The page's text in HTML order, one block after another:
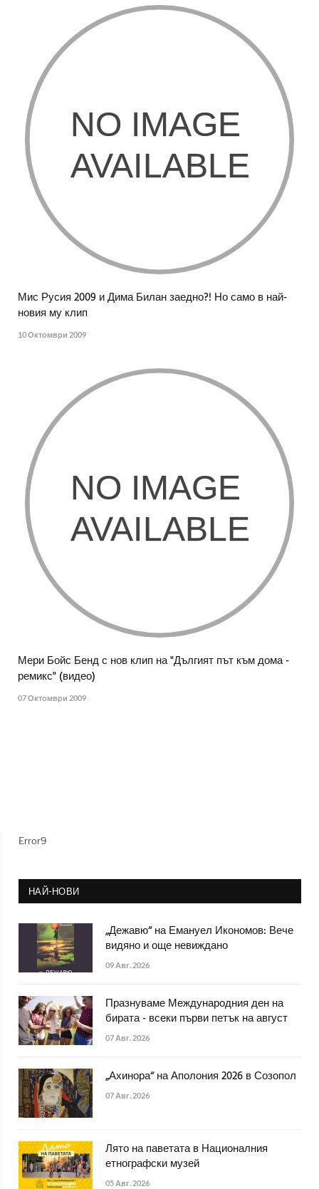
Мис Русия 2009 и Дима Билан заедно?! Но само в най-
новия му клип
10 Октомври 2009
Мери Бойс Бенд с нов клип на "Дългият път към дома -
ремикс" (видео)
07 Октомври 2009
Error9
НАЙ-НОВИ
„Дежавю“ на Емануел Икономов: Вече
видяно и още невиждано
09 Авг. 2026
Празнуваме Международния ден на
бирата - всеки първи петък на август
07 Авг. 2026
„Ахинора“ на Аполония 2026 в Созопол
07 Авг. 2026
Лято на паветата в Националния
етнографски музей
05 Авг. 2026